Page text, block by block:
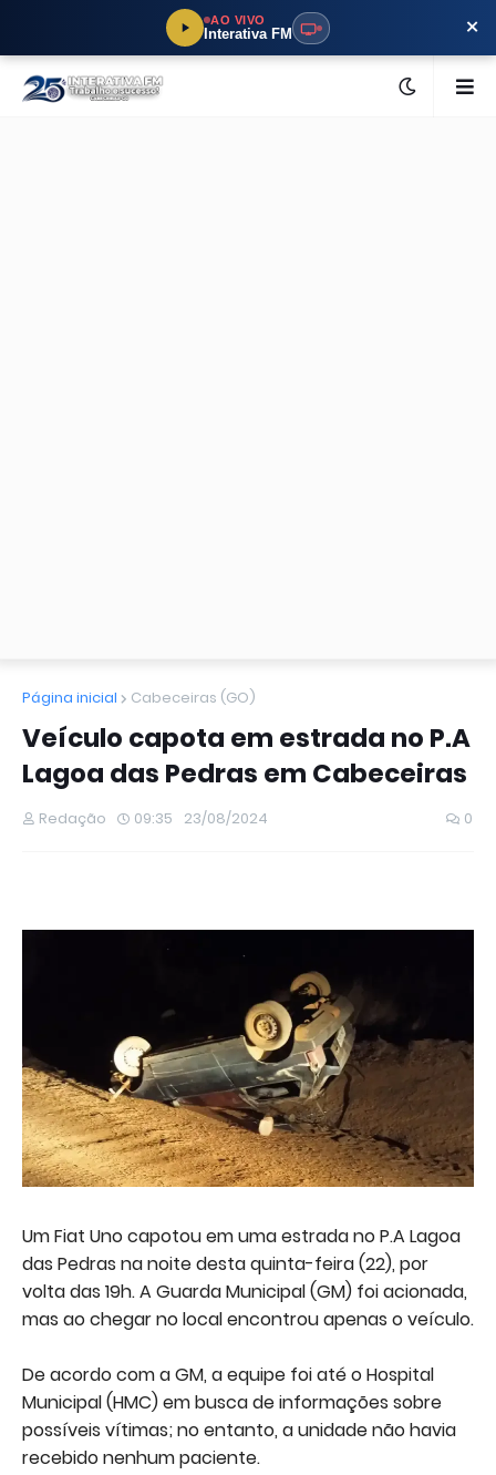
AO VIVO
Interativa FM ×
Página inicial Cabeceiras (GO)
Veículo capota em estrada no P.A
Lagoa das Pedras em Cabeceiras
Redação 09:35 23/08/2024 0
Um Fiat Uno capotou em uma estrada no P.A Lagoa
das Pedras na noite desta quinta-feira (22), por
volta das 19h. A Guarda Municipal (GM) foi acionada,
mas ao chegar no local encontrou apenas o veículo.
De acordo com a GM, a equipe foi até o Hospital
Municipal (HMC) em busca de informações sobre
possíveis vítimas; no entanto, a unidade não havia
recebido nenhum paciente.